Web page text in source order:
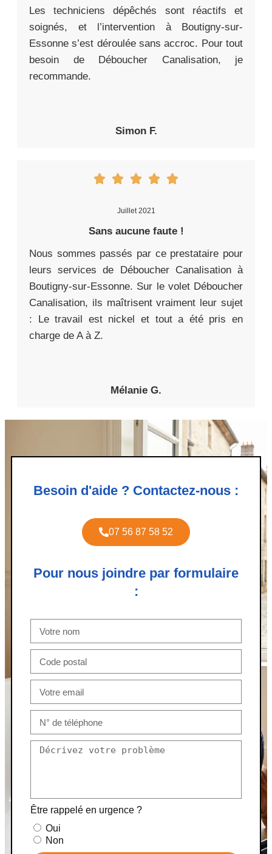
Les techniciens dépêchés sont réactifs et
soignés, et l’intervention à Boutigny-sur-
Essonne s’est déroulée sans accroc. Pour tout
besoin de Déboucher Canalisation, je
recommande.
Simon F.
Juillet 2021
Sans aucune faute !
Nous sommes passés par ce prestataire pour
leurs services de Déboucher Canalisation à
Boutigny-sur-Essonne. Sur le volet Déboucher
Canalisation, ils maîtrisent vraiment leur sujet
: Le travail est nickel et tout a été pris en
charge de A à Z.
Mélanie G.
Besoin d'aide ? Contactez-nous :
07 56 87 58 52
Pour nous joindre par formulaire
:
Être rappelé en urgence ?
Oui
Non